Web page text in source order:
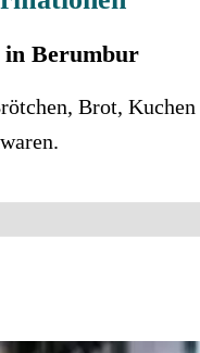
in Berumbur
Brot, Kuchen